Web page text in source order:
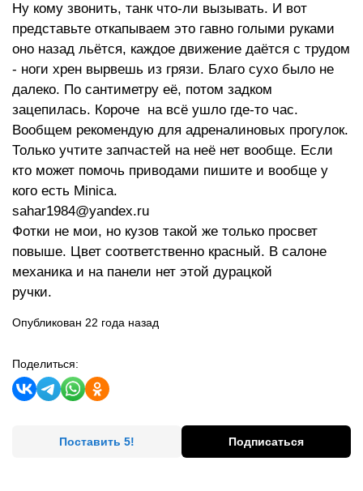
Ну кому звонить, танк что-ли вызывать. И вот
представьте откапываем это гавно голыми руками
оно назад льётся, каждое движение даётся с трудом
- ноги хрен вырвешь из грязи. Благо сухо было не
далеко. По сантиметру её, потом задком
зацепилась. Короче на всё ушло где-то час.
Вообщем рекомендую для адреналиновых прогулок.
Только учтите запчастей на неё нет вообще. Если
кто может помочь приводами пишите и вообще у
кого есть Minica.
sahar1984@yandex.ru
Фотки не мои, но кузов такой же только просвет
повыше. Цвет соответственно красный. В салоне
механика и на панели нет этой дурацкой
ручки.
Опубликован 22 года назад
Поделиться:
Поставить 5! Подписаться